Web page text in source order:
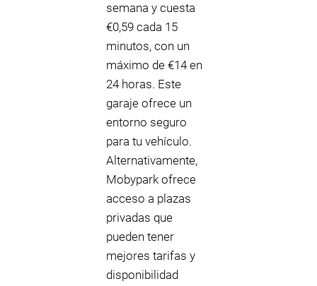
semana y cuesta
€0,59 cada 15
minutos, con un
máximo de €14 en
24 horas. Este
garaje ofrece un
entorno seguro
para tu vehículo.
Alternativamente,
Mobypark ofrece
acceso a plazas
privadas que
pueden tener
mejores tarifas y
disponibilidad